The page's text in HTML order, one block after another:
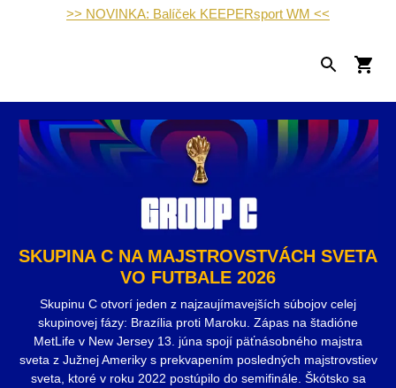
>> NOVINKA: Balíček KEEPERsport WM <<
SKUPINA C NA MAJSTROVSTVÁCH SVETA
VO FUTBALE 2026
Skupinu C otvorí jeden z najzaujímavejších súbojov celej
skupinovej fázy: Brazília proti Maroku. Zápas na štadióne
MetLife v New Jersey 13. júna spojí päťnásobného majstra
sveta z Južnej Ameriky s prekvapením posledných majstrovstiev
sveta, ktoré v roku 2022 postúpilo do semifinále. Škótsko sa